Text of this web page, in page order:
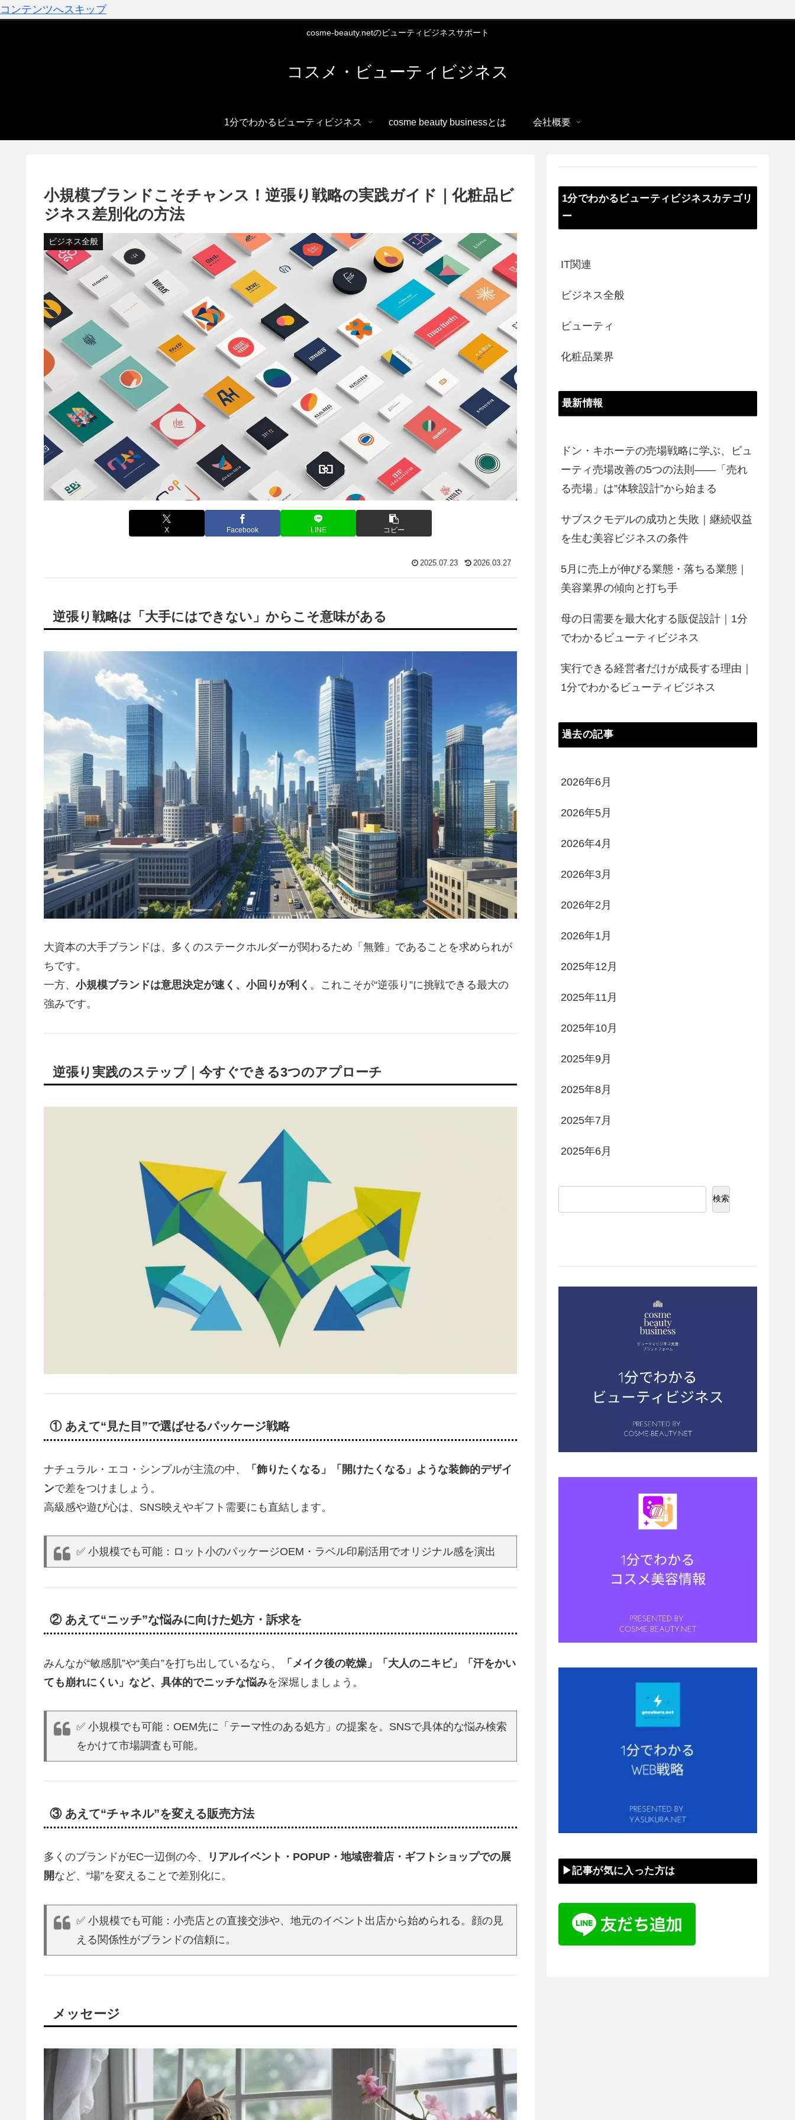
コンテンツへスキップ
cosme-beauty.netのビューティビジネスサポート
コスメ・ビューティビジネス
1分でわかるビューティビジネス cosme beauty businessとは 会社概要
小規模ブランドこそチャンス！逆張り戦略の実践ガイド｜化粧品ビ
ジネス差別化の方法
ビジネス全般
X Facebook LINE コピー
2025.07.23 2026.03.27
逆張り戦略は「大手にはできない」からこそ意味がある
大資本の大手ブランドは、多くのステークホルダーが関わるため「無難」であることを求められが
ちです。
一方、 小規模ブランドは意思決定が速く、小回りが利く 。これこそが“逆張り”に挑戦できる最大の
強みです。
逆張り実践のステップ｜今すぐできる3つのアプローチ
① あえて“見た目”で選ばせるパッケージ戦略
ナチュラル・エコ・シンプルが主流の中、
「飾りたくなる」「開けたくなる」ような装飾的デザイ
ンで差をつけましょう。
高級感や遊び心は、SNS映えやギフト需要にも直結します。
✅ 小規模でも可能：ロット小のパッケージOEM・ラベル印刷活用でオリジナル感を演出
② あえて“ニッチ”な悩みに向けた処方・訴求を
みんなが“敏感肌”や“美白”を打ち出しているなら、
「メイク後の乾燥」「大人のニキビ」「汗をかい
ても崩れにくい」など、具体的でニッチな悩みを深堀しましょう。
✅ 小規模でも可能：OEM先に「テーマ性のある処方」の提案を。SNSで具体的な悩み検索
をかけて市場調査も可能。
③ あえて“チャネル”を変える販売方法
多くのブランドがEC一辺倒の今、
リアルイベント・POPUP・地域密着店・ギフトショップでの展
開など、“場”を変えることで差別化に。
✅ 小規模でも可能：小売店との直接交渉や、地元のイベント出店から始められる。顔の見
える関係性がブランドの信頼に。
メッセージ
1分でわかるビューティビジネスカテゴリ
ー
IT関連
ビジネス全般
ビューティ
化粧品業界
最新情報
ドン・キホーテの売場戦略に学ぶ、ビュ
ーティ売場改善の5つの法則――「売れ
る売場」は”体験設計”から始まる
サブスクモデルの成功と失敗｜継続収益
を生む美容ビジネスの条件
5月に売上が伸びる業態・落ちる業態｜
美容業界の傾向と打ち手
母の日需要を最大化する販促設計｜1分
でわかるビューティビジネス
実行できる経営者だけが成長する理由｜
1分でわかるビューティビジネス
過去の記事
2026年6月
2026年5月
2026年4月
2026年3月
2026年2月
2026年1月
2025年12月
2025年11月
2025年10月
2025年9月
2025年8月
2025年7月
2025年6月
検索
▶記事が気に入った方は